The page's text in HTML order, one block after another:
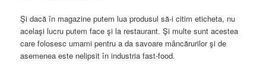
Şi dacă în magazine putem lua produsul să-i citim eticheta, nu
acelaşi lucru putem face şi la restaurant. Şi multe sunt acestea
care folosesc umami pentru a da savoare mâncărurilor şi de
asemenea este nelipsit în industria fast-food.